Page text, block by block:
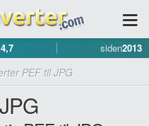
4,7 siden2013
PEF til JPG